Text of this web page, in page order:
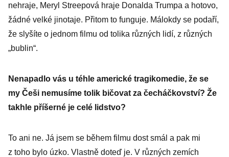
nehraje, Meryl Streepová hraje Donalda Trumpa a hotovo,
žádné velké jinotaje. Přitom to funguje. Málokdy se podaří,
že slyšíte o jednom filmu od tolika různých lidí, z různých
„bublin“.
Nenapadlo vás u téhle americké tragikomedie, že se
my Češi nemusíme tolik bičovat za čecháčkovství? Že
takhle příšerné je celé lidstvo?
To ani ne. Já jsem se během filmu dost smál a pak mi
z toho bylo úzko. Vlastně doteď je. V různých zemích